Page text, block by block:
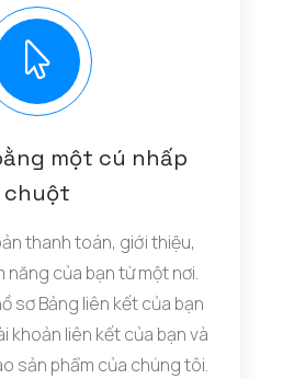
một cú nhấp
chuột
thanh toán, giới thiệu,
năng của bạn từ một nơi.
sơ Bảng liên kết của bạn
khoản liên kết của bạn và
sản phẩm của chúng tôi.